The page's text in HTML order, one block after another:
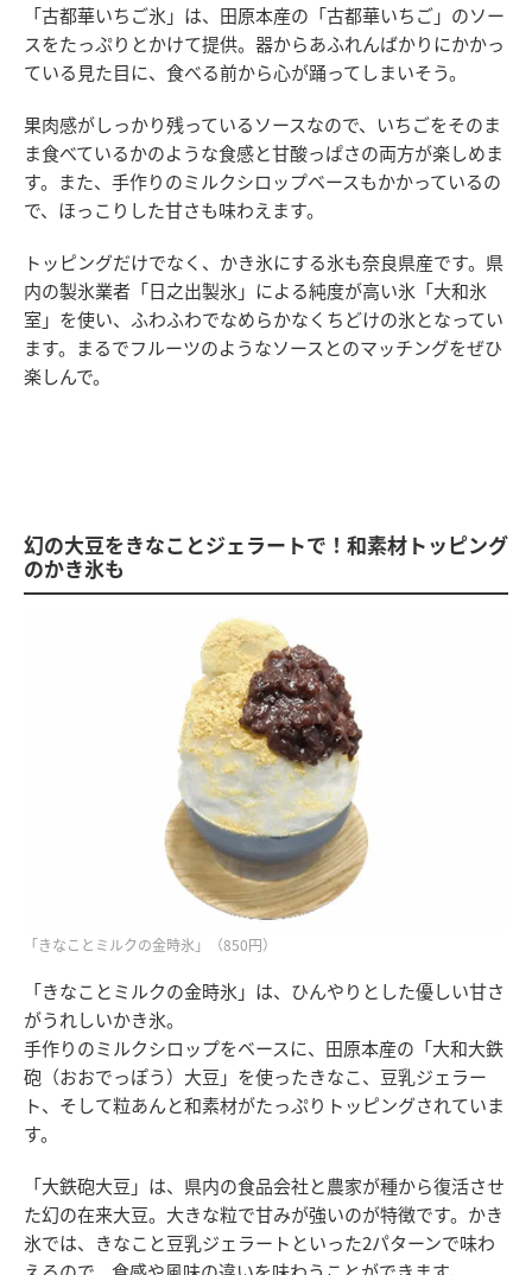
「古都華いちご氷」は、田原本産の「古都華いちご」のソー
スをたっぷりとかけて提供。器からあふれんばかりにかかっ
ている見た目に、食べる前から心が踊ってしまいそう。
果肉感がしっかり残っているソースなので、いちごをそのま
ま食べているかのような食感と甘酸っぱさの両方が楽しめま
す。また、手作りのミルクシロップベースもかかっているの
で、ほっこりした甘さも味わえます。
トッピングだけでなく、かき氷にする氷も奈良県産です。県
内の製氷業者「日之出製氷」による純度が高い氷「大和氷
室」を使い、ふわふわでなめらかなくちどけの氷となってい
ます。まるでフルーツのようなソースとのマッチングをぜひ
楽しんで。
幻の大豆をきなことジェラートで！和素材トッピング
のかき氷も
「きなことミルクの金時氷」（850円）
「きなことミルクの金時氷」は、ひんやりとした優しい甘さ
がうれしいかき氷。
手作りのミルクシロップをベースに、田原本産の「大和大鉄
砲（おおでっぽう）大豆」を使ったきなこ、豆乳ジェラー
ト、そして粒あんと和素材がたっぷりトッピングされていま
す。
「大鉄砲大豆」は、県内の食品会社と農家が種から復活させ
た幻の在来大豆。大きな粒で甘みが強いのが特徴です。かき
氷では、きなこと豆乳ジェラートといった2パターンで味わ